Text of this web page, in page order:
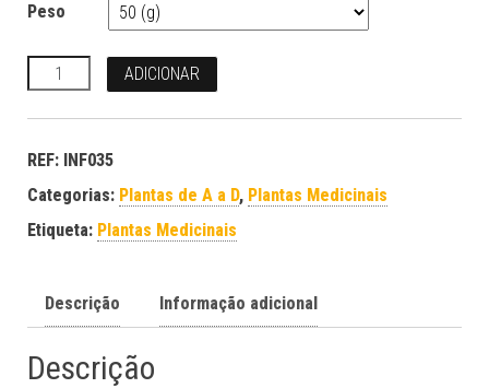
Peso
Quantidade ADICIONAR
REF: INF035
Categorias: Plantas de A a D, Plantas Medicinais
Etiqueta: Plantas Medicinais
Descrição Informação adicional
Descrição